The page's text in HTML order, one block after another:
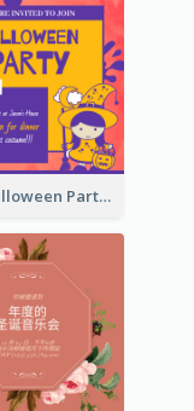
Kids Halloween Party Invitation